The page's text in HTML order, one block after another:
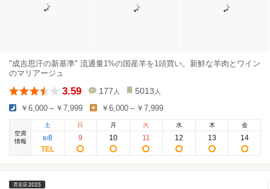
"成吉思汗の新基準" 流通量1%の国産羊を1頭買い。新鮮な羊肉とワイン
のマリアージュ
3.59 177 人 5013 人
￥6,000～￥7,999 ￥6,000～￥7,999
空席
情報
土
8/8
日
9
月
10
火
11
水
12
木
13
金
14